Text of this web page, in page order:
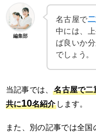
編集部
名古屋で
中には、
ば良いか
でしょう。
当記事では、名古屋で二
共に10名紹介 します。
また、別の記事では全国